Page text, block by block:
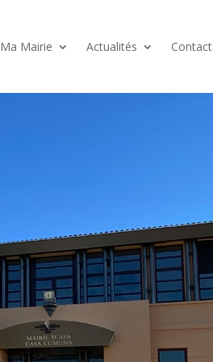
Ma Mairie Actualités Contact